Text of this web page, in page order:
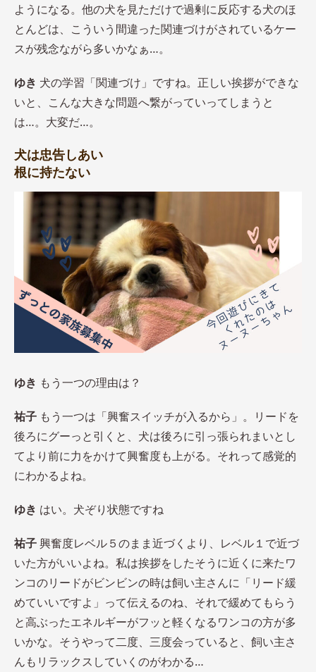
ようになる。他の犬を見ただけで過剰に反応する犬のほ
とんどは、こういう間違った関連づけがされているケー
スが残念ながら多いかなぁ…。
ゆき 犬の学習「関連づけ」ですね。正しい挨拶ができな
いと、こんな大きな問題へ繋がっていってしまうと
は…。大変だ…。
犬は忠告しあい
根に持たない
ゆき もう一つの理由は？
祐子 もう一つは「興奮スイッチが入るから」。リードを
後ろにグーっと引くと、犬は後ろに引っ張られまいとし
てより前に力をかけて興奮度も上がる。それって感覚的
にわかるよね。
ゆき はい。犬ぞり状態ですね
祐子興奮度レベル５のまま近づくより、レベル１で近づ
いた方がいいよね。私は挨拶をしたそうに近くに来たワ
ンコのリードがビンビンの時は飼い主さんに「リード緩
めていいですよ」って伝えるのね、それで緩めてもらう
と高ぶったエネルギーがフッと軽くなるワンコの方が多
いかな。そうやって二度、三度会っていると、飼い主さ
んもリラックスしていくのがわかる…